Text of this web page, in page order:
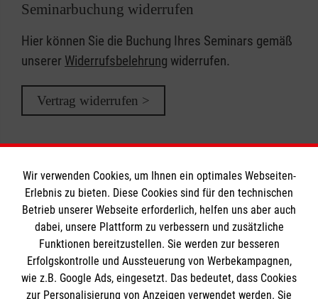
Seminarbuchung widerrufen
Hier können Sie die Buchung Ihres Seminars gemäß
unserer Widerrufsbelehrung widerrufen.
Vertrag widerrufen >
Informationen
Impressum
Datenschutz
Die Malteser
Wir verwenden Cookies, um Ihnen ein optimales Webseiten-
Erlebnis zu bieten. Diese Cookies sind für den technischen
Betrieb unserer Webseite erforderlich, helfen uns aber auch
dabei, unsere Plattform zu verbessern und zusätzliche
Funktionen bereitzustellen. Sie werden zur besseren
Erfolgskontrolle und Aussteuerung von Werbekampagnen,
wie z.B. Google Ads, eingesetzt. Das bedeutet, dass Cookies
zur Personalisierung von Anzeigen verwendet werden. Sie